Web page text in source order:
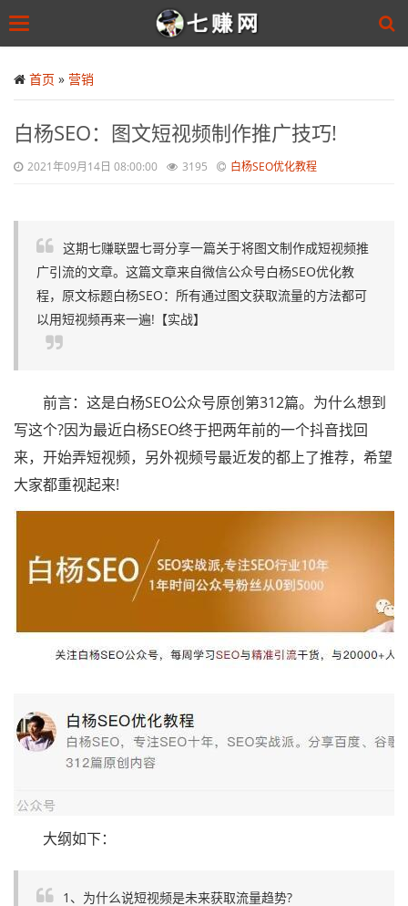
to
main
Toggle
首页 » 营销
白杨SEO：图文短视频制作推广技巧!
2021年09月14日 08:00:00 3195 白杨SEO优化教程
这期七赚联盟七哥分享一篇关于将图文制作成短视频推
广引流的文章。这篇文章来自微信公众号白杨SEO优化教
程，原文标题白杨SEO：所有通过图文获取流量的方法都可
以用短视频再来一遍!【实战】
前言：这是白杨SEO公众号原创第312篇。为什么想到
写这个?因为最近白杨SEO终于把两年前的一个抖音找回
来，开始弄短视频，另外视频号最近发的都上了推荐，希望
大家都重视起来!
大纲如下：
1、为什么说短视频是未来获取流量趋势?